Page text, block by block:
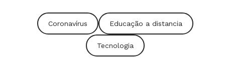
início do ano”, explica a educadora.
Como usar os slides e o formulário de
Coronavírus Educação a distancia
Tecnologia